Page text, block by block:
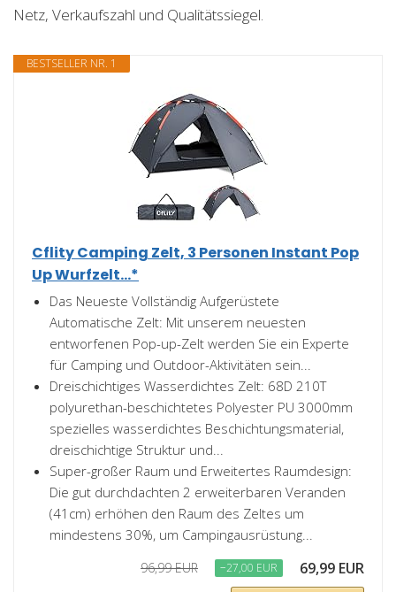
Netz, Verkaufszahl und Qualitätssiegel.
BESTSELLER NR. 1
Cflity Camping Zelt, 3 Personen Instant Pop
Up Wurfzelt...*
Das Neueste Vollständig Aufgerüstete
Automatische Zelt: Mit unserem neuesten
entworfenen Pop-up-Zelt werden Sie ein Experte
für Camping und Outdoor-Aktivitäten sein...
Dreischichtiges Wasserdichtes Zelt: 68D 210T
polyurethan-beschichtetes Polyester PU 3000mm
spezielles wasserdichtes Beschichtungsmaterial,
dreischichtige Struktur und...
Super-großer Raum und Erweitertes Raumdesign:
Die gut durchdachten 2 erweiterbaren Veranden
(41cm) erhöhen den Raum des Zeltes um
mindestens 30%, um Campingausrüstung...
96,99 EUR −27,00 EUR 69,99 EUR